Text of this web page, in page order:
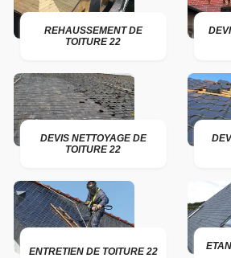
REHAUSSEMENT DE
TOITURE 22
DEVIS NETTOYAGE DE
TOITURE 22
ENTRETIEN DE TOITURE 22